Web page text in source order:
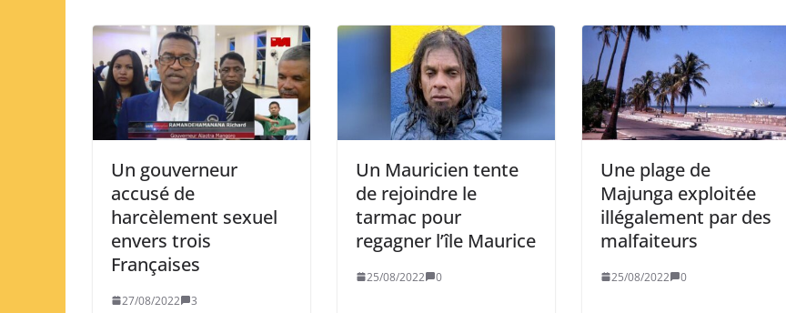
Un gouverneur
accusé de
harcèlement sexuel
envers trois
Françaises
27/08/2022 3
Un Mauricien tente
de rejoindre le
tarmac pour
regagner l’île Maurice
25/08/2022 0
Une plage de
Majunga exploitée
illégalement par des
malfaiteurs
25/08/2022 0